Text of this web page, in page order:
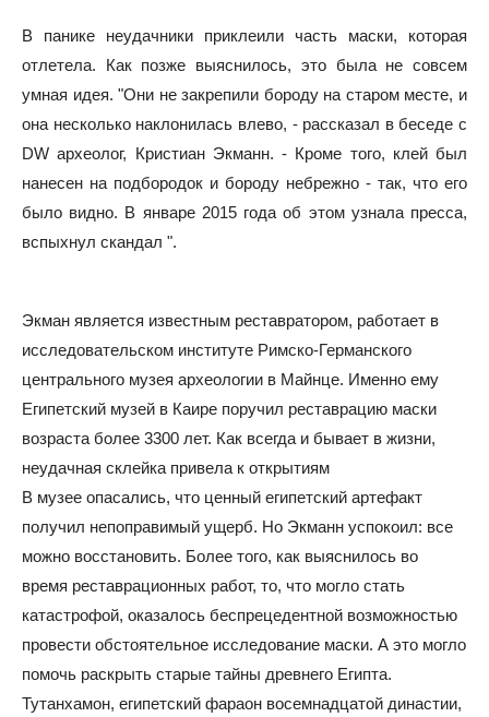
В панике неудачники приклеили часть маски, которая
отлетела. Как позже выяснилось, это была не совсем
умная идея. "Они не закрепили бороду на старом месте, и
она несколько наклонилась влево, - рассказал в беседе с
DW археолог, Кристиан Экманн. - Кроме того, клей был
нанесен на подбородок и бороду небрежно - так, что его
было видно. В январе 2015 года об этом узнала пресса,
вспыхнул скандал ".
Экман является известным реставратором, работает в
исследовательском институте Римско-Германского
центрального музея археологии в Майнце. Именно ему
Египетский музей в Каире поручил реставрацию маски
возраста более 3300 лет. Как всегда и бывает в жизни,
неудачная склейка привела к открытиям
В музее опасались, что ценный египетский артефакт
получил непоправимый ущерб. Но Экманн успокоил: все
можно восстановить. Более того, как выяснилось во
время реставрационных работ, то, что могло стать
катастрофой, оказалось беспрецедентной возможностью
провести обстоятельное исследование маски. А это могло
помочь раскрыть старые тайны древнего Египта.
Тутанхамон, египетский фараон восемнадцатой династии,